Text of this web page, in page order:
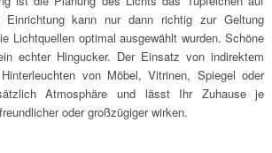
kann nur dann richtig zur Geltung
Lichtquellen optimal ausgewählt wurden. Schöne
echter Hingucker. Der Einsatz von indirektem
von Möbel, Vitrinen, Spiegel oder
Atmosphäre und lässt Ihr Zuhause je
oder großzügiger wirken.